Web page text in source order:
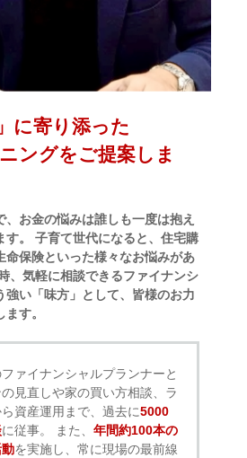
に寄り添った
ングをご提案しま
、お金の悩みは誰しも一度は抱え
す。 子育て世代になると、住宅購
命保険といった様々なお悩みがあ
、気軽に相談できるファイナンシ
強い「味方」として、皆様のお力
す。
ァイナンシャルプランナーと
見直しや家の買い方相談、ラ
資産運用まで、過去に5000
に従事。 また、 年間約100本の
を実施し、常に現場の最前線